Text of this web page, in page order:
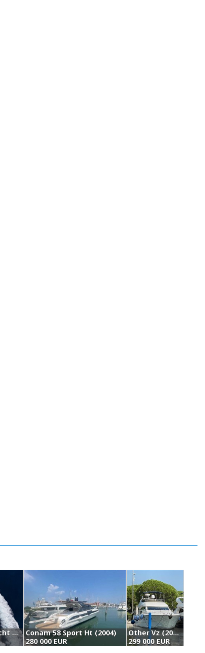
Gianetti Yacht 58 Ht (2006)
Conam 58 Sport Ht (2004)
280 000 EUR
Other Vz (2003)
299 000 EUR